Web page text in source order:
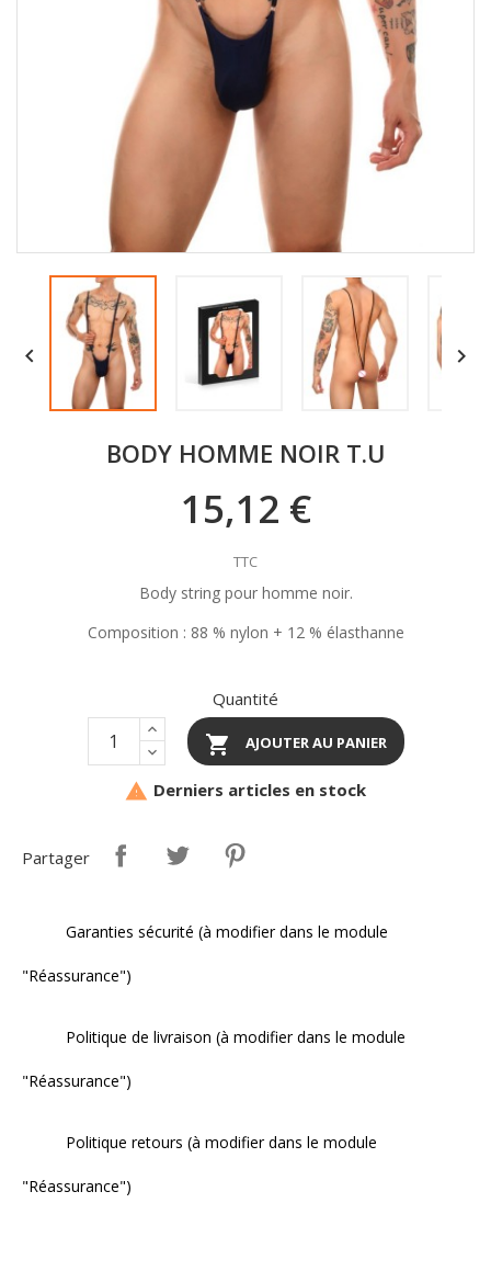
 
BODY HOMME NOIR T.U
15,12 €
TTC
Body string pour homme noir.
Composition : 88 % nylon + 12 % élasthanne
Quantité
 AJOUTER AU PANIER
 Derniers articles en stock
Partager
Garanties sécurité (à modifier dans le module
"Réassurance")
Politique de livraison (à modifier dans le module
"Réassurance")
Politique retours (à modifier dans le module
"Réassurance")